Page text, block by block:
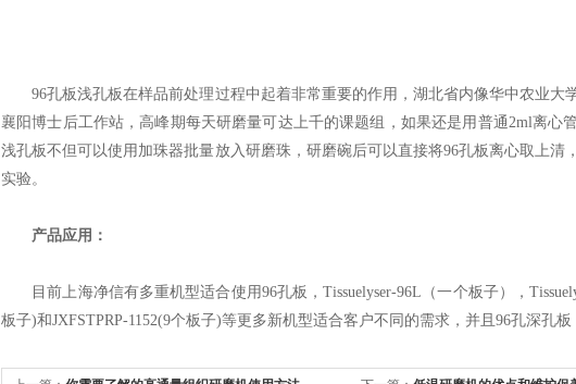
96孔板浅孔板在样品前处理过程中起着非常重要的作用，湖北省内像华中农业大
襄阳博士后工作站，高峰期每天研磨量可达上千的课题组，如果还是用普通2ml离心
浅孔板不但可以使用加珠器批量放入研磨珠，研磨碗后可以直接将96孔板离心取上清
实验。
产品应用：
目前上海净信有多重机型适合使用96孔板，Tissuelyser-96L（一个板子），
板子)和JXFSTPRP-1152(9个板子)等更多新机型适合客户不同的需求，并且96孔深孔板